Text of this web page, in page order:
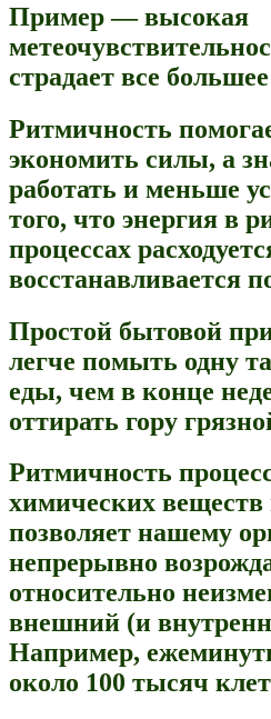
Пример — высокая
страдает все
Ритмичность
экономить силы, а
работать и меньше
того, что энергия в
процессах
восстанавливается
Простой бытовой
легче помыть одну
еды, чем в конце
оттирать гору
Ритмичность
химических веществ
позволяет нашему
непрерывно
относительно
внешний (и
Например,
около 100 тысяч